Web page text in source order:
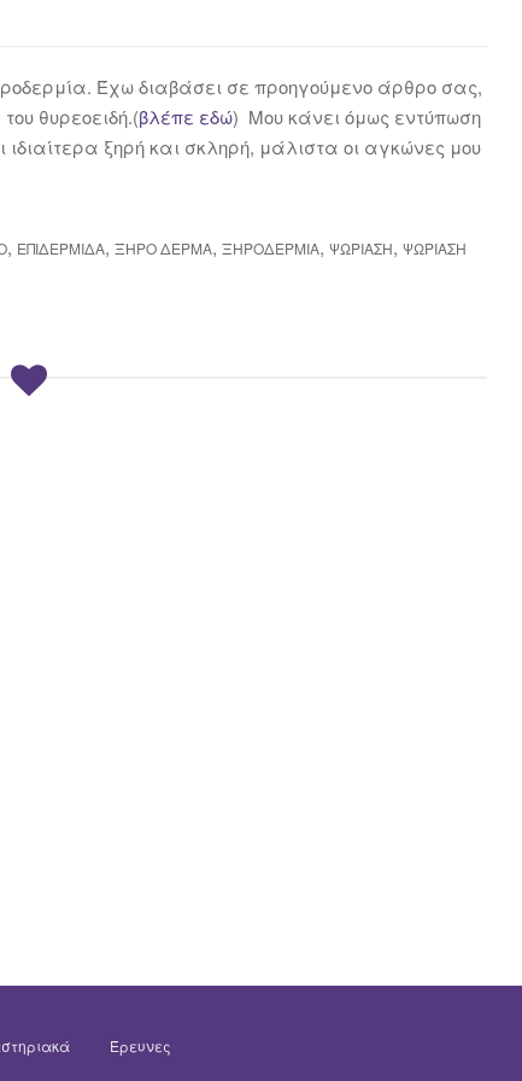
Έχω διαβάσει σε προηγούμενο άρθρο σας,
θυρεοειδή.(βλέπε εδώ) Μου κάνει όμως εντύπωση
ξηρή και σκληρή, μάλιστα οι αγκώνες μου
, ΕΠΙΔΕΡΜΊΔΑ, ΞΗΡΌ ΔΈΡΜΑ, ΞΗΡΟΔΕΡΜΊΑ, ΨΩΡΊΑΣΗ, ΨΩΡΊΑΣΗ
Έρευνες